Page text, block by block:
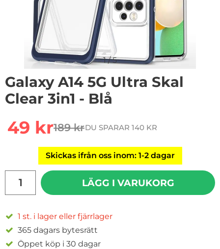
1/5
Galaxy A14 5G Ultra Skal
Clear 3in1 - Blå
rea pris
49 krtidigare pris
189 krDU SPARAR 140 KR
Skickas ifrån oss inom: 1-2 dagar
LÄGG I VARUKORG
1 st. i lager eller fjärrlager
365 dagars bytesrätt
Öppet köp i 30 dagar